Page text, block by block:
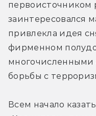
первоисточником
заинтересовался
привлекла идея
фирменном
борьбы с
Всем начало